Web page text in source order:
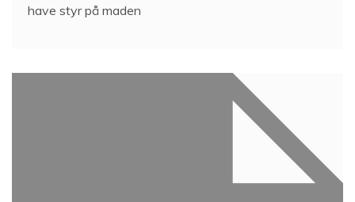
have styr på maden